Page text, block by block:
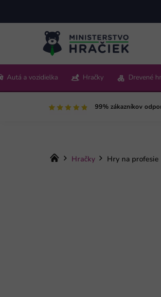
obsah
Pon-Pia 9:00-15:00
Autá a vozidielka Hračky Drevené
99% zákazníkov
Domov
Hračky Hry na profesie